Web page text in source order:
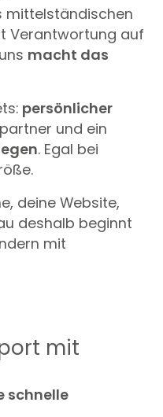
mittelständischen
Verantwortung auf
macht das
persönlicher
und ein
. Egal bei
deine Website,
deshalb beginnt
mit
mit
schnelle